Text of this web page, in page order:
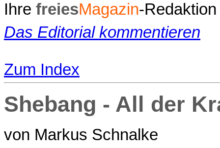
Ihre freiesMagazin-Redaktion
Das Editorial kommentieren
Zum Index
Shebang - All der
von Markus Schnalke